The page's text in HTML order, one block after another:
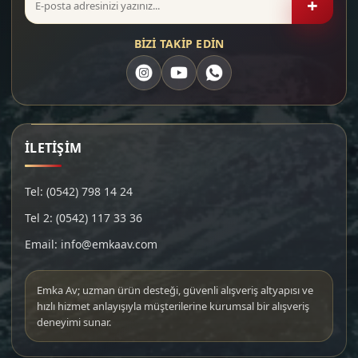
BİZİ TAKİP EDİN
İLETİŞİM
Tel: (0542) 798 14 24
Tel 2: (0542) 117 33 36
Email: info@emkaav.com
Emka Av; uzman ürün desteği, güvenli alışveriş altyapısı ve
hızlı hizmet anlayışıyla müşterilerine kurumsal bir alışveriş
deneyimi sunar.